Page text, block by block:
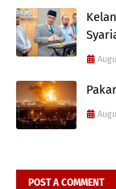
POST A COMMENT